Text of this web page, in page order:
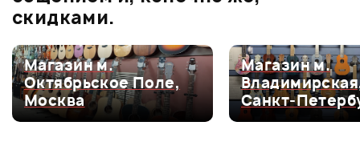
Оценка
Оценка3
0
Оценка2
0
Оценка1 0
скидками.
Магазин м.
Октябрьское Поле,
Москва
Магазин м.
Санкт-